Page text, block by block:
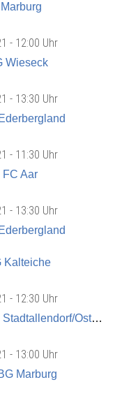
- 12:00 Uhr
Wieseck
- 13:30 Uhr
- 11:30 Uhr
FC Aar
- 13:30 Uhr
Kalteiche
- 12:30 Uhr
Ostkreis
- 13:00 Uhr
Marburg